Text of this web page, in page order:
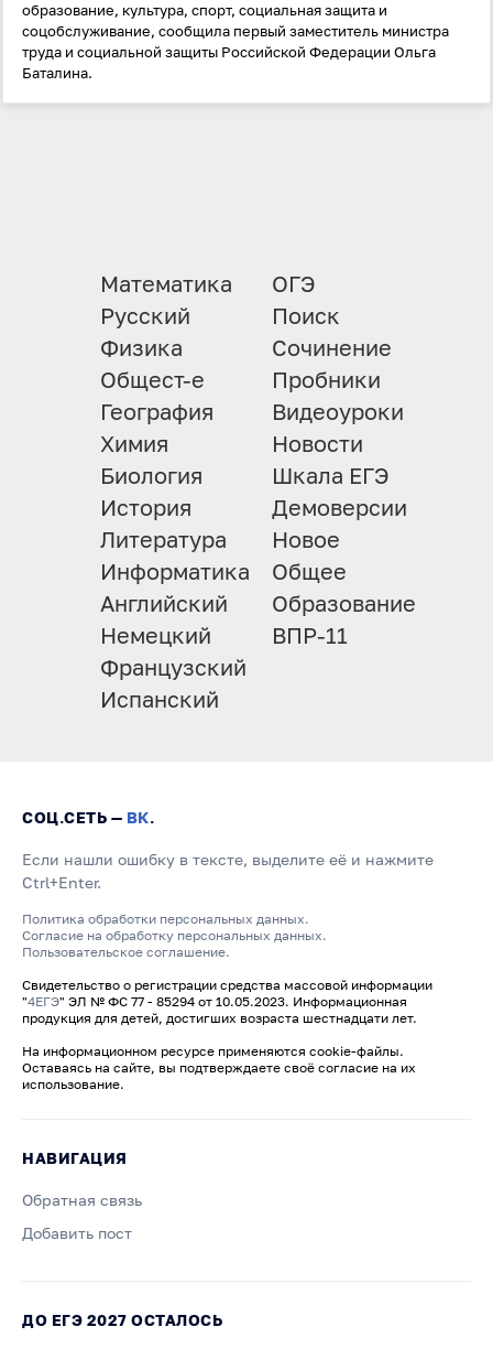
образование, культура, спорт, социальная защита и
соцобслуживание, сообщила первый заместитель министра
труда и социальной защиты Российской Федерации Ольга
Баталина.
Математика
Русский
Физика
Общест-е
География
Химия
Биология
История
Литература
Информатика
Английский
Немецкий
Французский
Испанский
ОГЭ
Поиск
Сочинение
Пробники
Видеоуроки
Новости
Шкала ЕГЭ
Демоверсии
Новое
Общее
Образование
ВПР-11
СОЦ.СЕТЬ — ВК.
Если нашли ошибку в тексте, выделите её и нажмите
Ctrl+Enter.
Политика обработки персональных данных.
Согласие на обработку персональных данных.
Пользовательское соглашение.
Свидетельство о регистрации средства массовой информации
"4ЕГЭ" ЭЛ № ФС 77 - 85294 от 10.05.2023. Информационная
продукция для детей, достигших возраста шестнадцати лет.
На информационном ресурсе применяются cookie-файлы.
Оставаясь на сайте, вы подтверждаете своё согласие на их
использование.
НАВИГАЦИЯ
Обратная связь
Добавить пост
ДО ЕГЭ 2027 ОСТАЛОСЬ